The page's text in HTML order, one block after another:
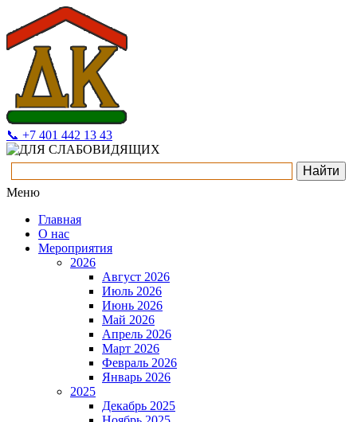
📞 +7 401 442 13 43
Меню
Главная
О нас
Мероприятия
2026
Август 2026
Июль 2026
Июнь 2026
Май 2026
Апрель 2026
Март 2026
Февраль 2026
Январь 2026
2025
Декабрь 2025